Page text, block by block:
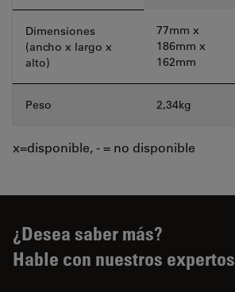
Dimensiones
(ancho x largo x
alto)
77mm x
186mm x
162mm
Peso 2,34kg
x=disponible, - = no disponible
¿Desea saber más?
Hable con nuestros expertos